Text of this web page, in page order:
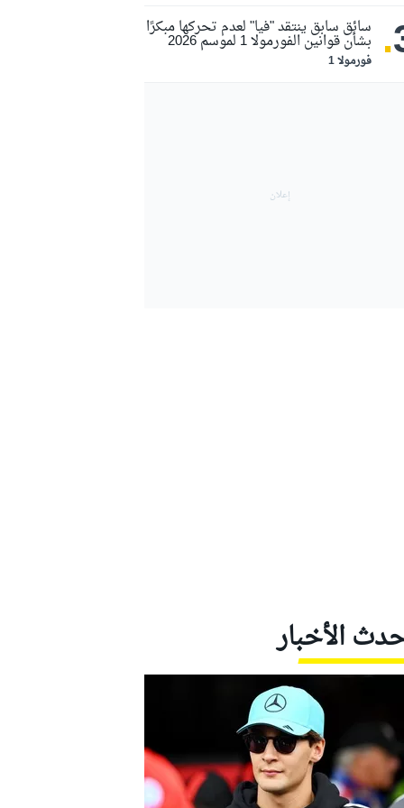
. فورمولا 1
سائق سابق ينتقد "فيا" لعدم تحركها مبكرًا
بشأن قوانين الفورمولا 1 لموسم 2026
الأخبار